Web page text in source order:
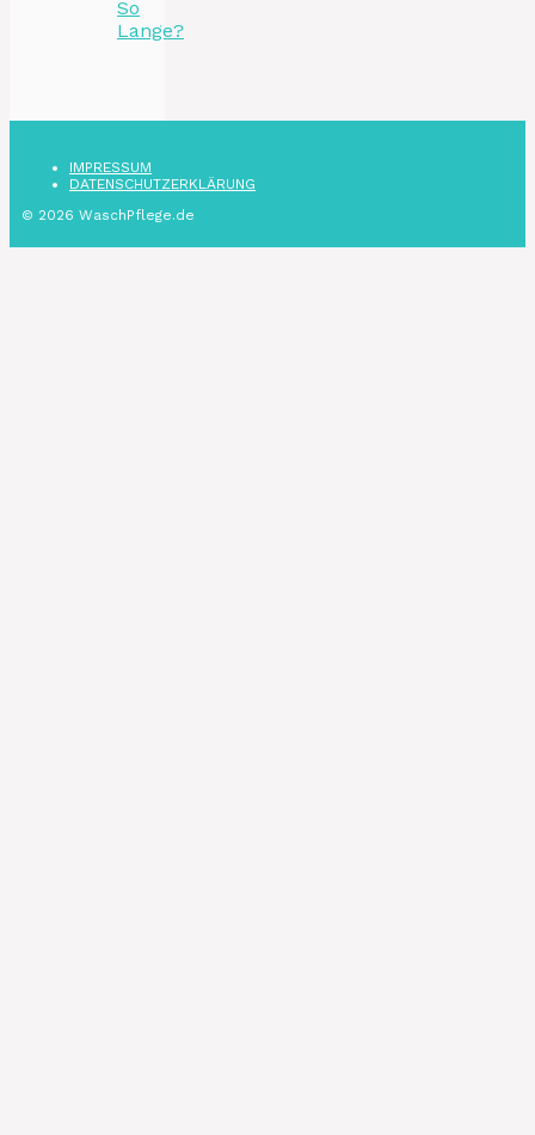
So
Lange?
IMPRESSUM
DATENSCHUTZ­ERKLÄRUNG
© 2026 WaschPflege.de